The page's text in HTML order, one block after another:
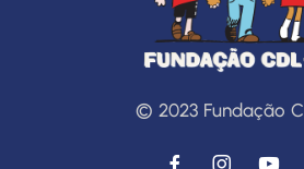
© 2023 Fundação